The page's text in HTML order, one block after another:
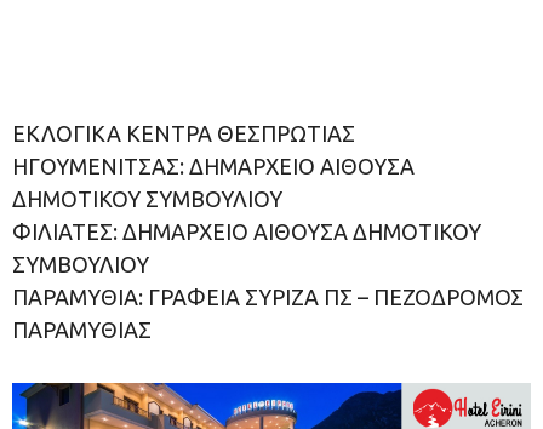
ΕΚΛΟΓΙΚΑ ΚΕΝΤΡΑ ΘΕΣΠΡΩΤΙΑΣ
ΗΓΟΥΜΕΝΙΤΣΑΣ: ΔΗΜΑΡΧΕΙΟ ΑΙΘΟΥΣΑ
ΔΗΜΟΤΙΚΟΥ ΣΥΜΒΟΥΛΙΟΥ
ΦΙΛΙΑΤΕΣ: ΔΗΜΑΡΧΕΙΟ ΑΙΘΟΥΣΑ ΔΗΜΟΤΙΚΟΥ
ΣΥΜΒΟΥΛΙΟΥ
ΠΑΡΑΜΥΘΙΑ: ΓΡΑΦΕΙΑ ΣΥΡΙΖΑ ΠΣ – ΠΕΖΟΔΡΟΜΟΣ
ΠΑΡΑΜΥΘΙΑΣ